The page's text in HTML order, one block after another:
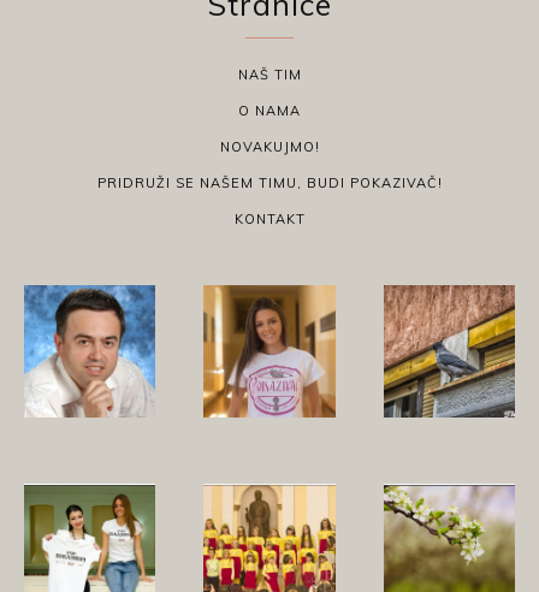
NAŠ TIM
O NAMA
NOVAKUJMO!
PRIDRUŽI SE NAŠEM TIMU, BUDI POKAZIVAČ!
KONTAKT